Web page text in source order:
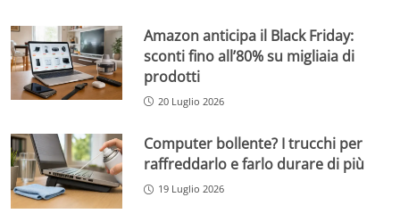
Amazon anticipa il Black Friday:
sconti fino all’80% su migliaia di
prodotti
20 Luglio 2026
Computer bollente? I trucchi per
raffreddarlo e farlo durare di più
19 Luglio 2026